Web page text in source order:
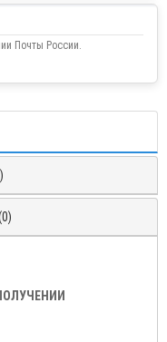
для следующих покупок.